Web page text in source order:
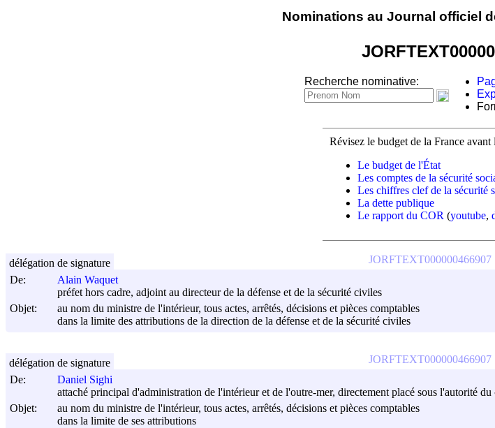
Nominations au Journal officiel
Recherche nominative:
Révisez le budget de la France avant
Le budget de l'État
Les comptes de la sécurité
Les chiffres clef de la sécurité
La dette publique
Le rapport du COR (youtube,
De:
Alain Waquet
préfet hors cadre, adjoint au directeur de la défense et de la sécurité civiles
Objet:
au nom du ministre de l'intérieur, tous actes, arrêtés, décisions et pièces comptables
dans la limite des attributions de la direction de la défense et de la sécurité civiles
JORFTEXT000000466907
délégation de signature
De:
Daniel Sighi
attaché principal d'administration de l'intérieur et de l'outre-mer, directement placé sous l'autorité
Objet:
au nom du ministre de l'intérieur, tous actes, arrêtés, décisions et pièces comptables
dans la limite de ses attributions
JORFTEXT000000466907
délégation de signature